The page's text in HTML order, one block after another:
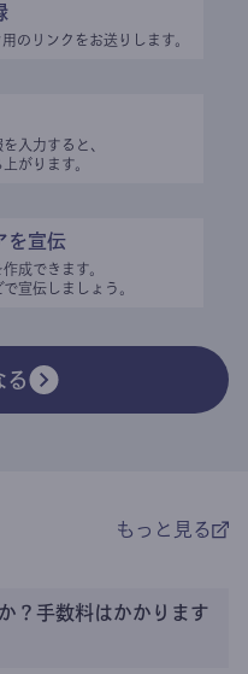
のリンクをお送りします。
入力すると、
がります。
を宣伝
成できます。
宣伝しましょう。
る
もっと見る
？手数料はかかります